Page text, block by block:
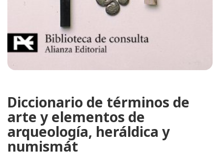
Diccionario de términos de
arte y elementos de
arqueología, heráldica y
numismát